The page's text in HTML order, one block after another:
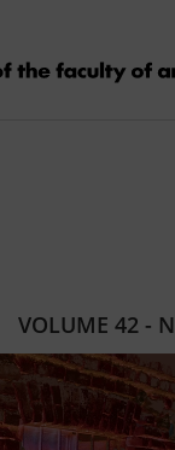
VOLUME 42 -